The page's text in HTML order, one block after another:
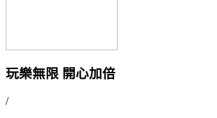
玩樂無限 開心加倍
/